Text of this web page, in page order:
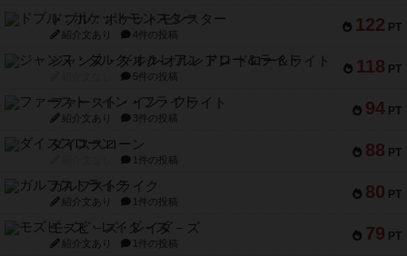
122 PT
ドブル：ポケットモンスター
紹介文あり 4件の投稿
118 PT
ジャンヌ・ダルク-オルレアン ドロー＆ライト
5件の投稿
94 PT
ファースト・イン・フライト
紹介文あり 3件の投稿
88 PT
ダイススローン
1件の投稿
80 PT
ガルフストライク
紹介文あり 1件の投稿
79 PT
モズビ－ズ・レイダ－ズ
紹介文あり 1件の投稿